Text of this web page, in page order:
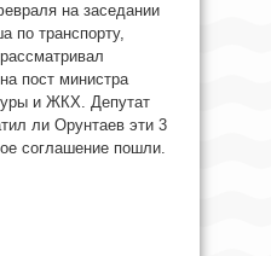
на заседании
по транспорту,
пост министра
и ЖКХ. Депутат
ли Орунтаев эти 3
соглашение пошли.